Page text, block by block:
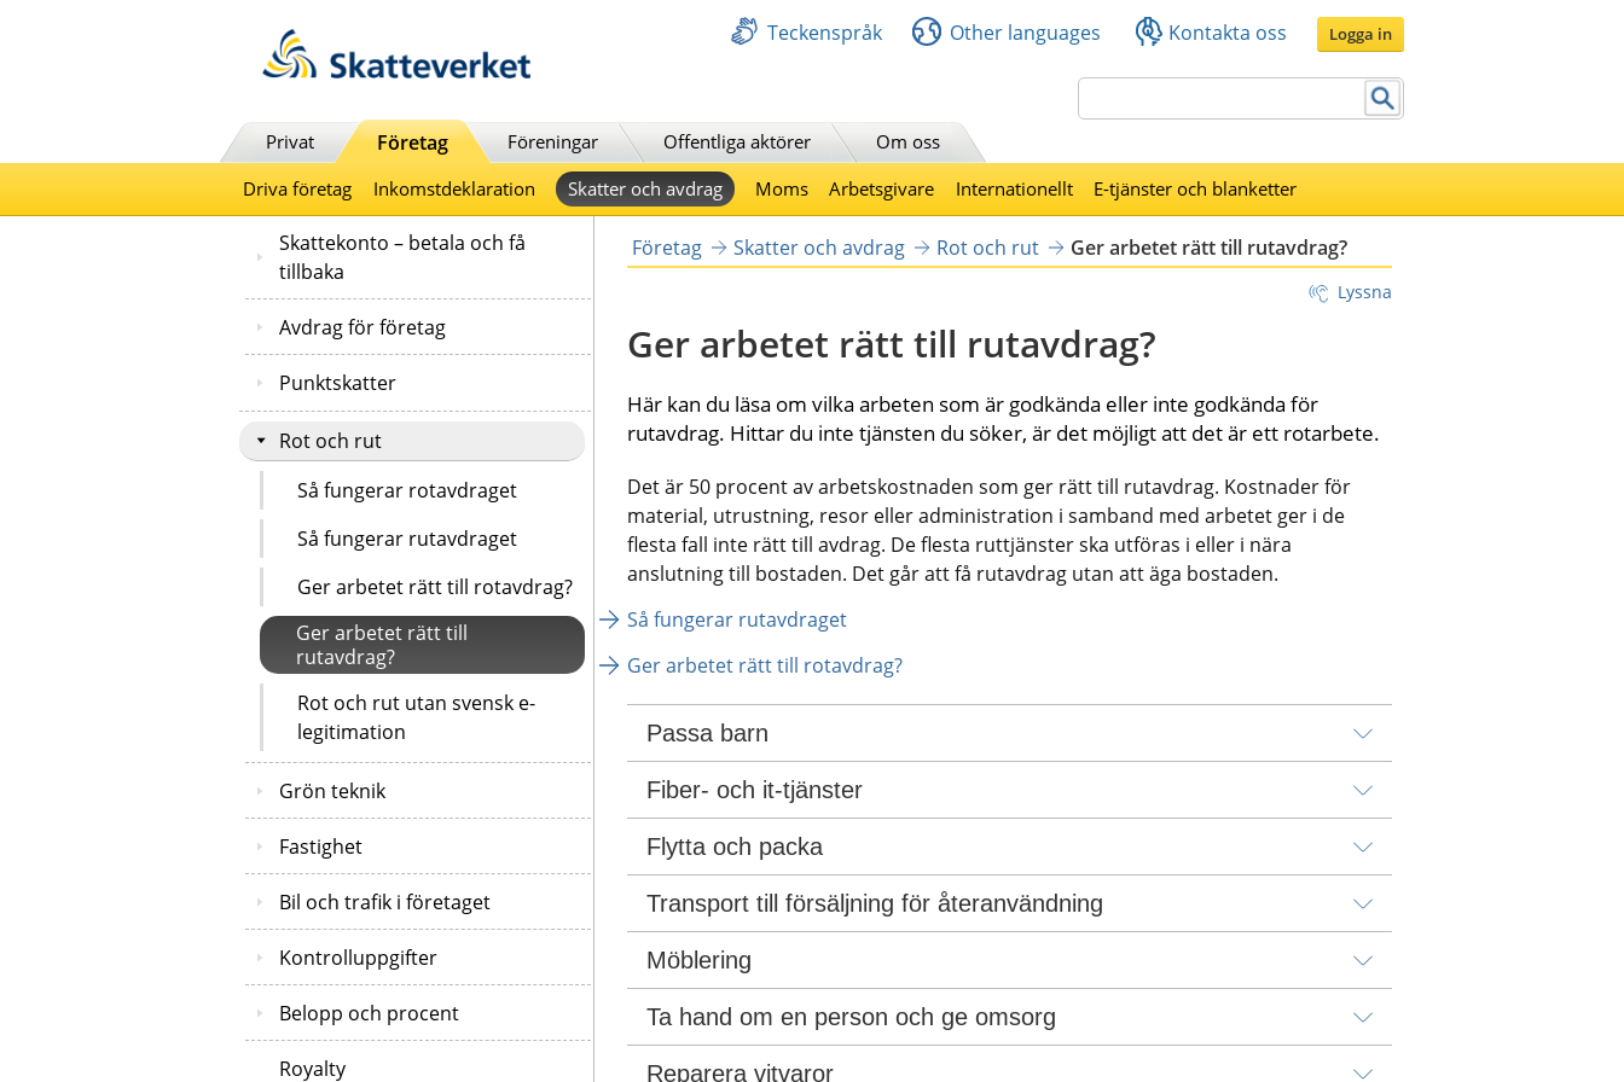
Teckenspråk Other languages Kontakta oss Logga in
Privat Företag Föreningar Offentliga aktörer
Om oss
Driva företag
Inkomstdeklaration Skatter och avdrag Moms Arbetsgivare Internationellt E-tjänster och blanketter
Skattekonto – betala och få
tillbaka
Avdrag för företag
Punktskatter
Rot och rut
Så fungerar rotavdraget
Så fungerar rutavdraget
Ger arbetet rätt till rotavdrag?
Ger arbetet rätt till
rutavdrag?
Rot och rut utan svensk e-
legitimation
Grön teknik
Fastighet
Bil och trafik i företaget
Kontrolluppgifter
Belopp och procent
Royalty
Företag Skatter och avdrag Rot och rut Ger arbetet rätt till rutavdrag?
Lyssna
Ger arbetet rätt till rutavdrag?
Här kan du läsa om vilka arbeten som är godkända eller inte godkända för
rutavdrag. Hittar du inte tjänsten du söker, är det möjligt att det är ett rotarbete.
Det är 50 procent av arbetskostnaden som ger rätt till rutavdrag. Kostnader för
material, utrustning, resor eller administration i samband med arbetet ger i de
flesta fall inte rätt till avdrag. De flesta ruttjänster ska utföras i eller i nära
anslutning till bostaden. Det går att få rutavdrag utan att äga bostaden.
Så fungerar rutavdraget
Ger arbetet rätt till rotavdrag?
Passa barn
Fiber- och it-tjänster
Flytta och packa
Transport till försäljning för återanvändning
Möblering
Ta hand om en person och ge omsorg
Reparera vitvaror